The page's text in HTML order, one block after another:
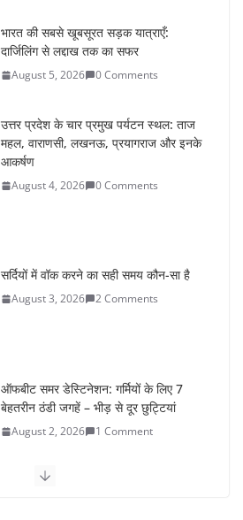
भारत की सबसे खूबसूरत सड़क यात्राएँ:
दार्जिलिंग से लद्दाख तक का सफर
August 5, 2026 0 Comments
उत्तर प्रदेश के चार प्रमुख पर्यटन स्थल: ताज
महल, वाराणसी, लखनऊ, प्रयागराज और इनके
आकर्षण
August 4, 2026 0 Comments
सर्दियों में वॉक करने का सही समय कौन-सा है
August 3, 2026 2 Comments
ऑफबीट समर डेस्टिनेशन: गर्मियों के लिए 7
बेहतरीन ठंडी जगहें – भीड़ से दूर छुट्टियां
August 2, 2026 1 Comment
कश्मीर यात्रा गाइड: प्राकृतिक सुंदरता और